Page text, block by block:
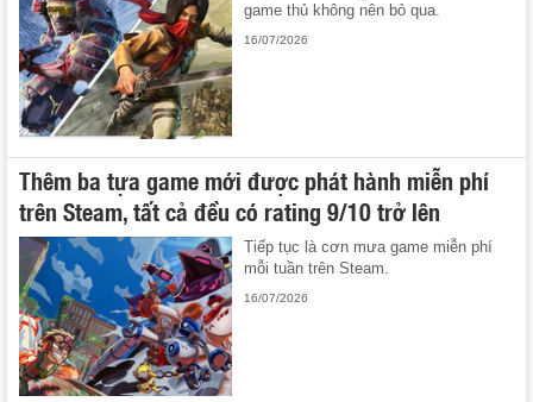
game thủ không nên bỏ qua.
16/07/2026
Thêm ba tựa game mới được phát hành miễn phí
trên Steam, tất cả đều có rating 9/10 trở lên
Tiếp tục là cơn mưa game miễn phí
mỗi tuần trên Steam.
16/07/2026